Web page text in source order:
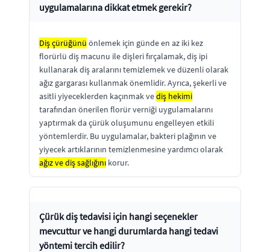
uygulamalarına dikkat etmek gerekir?
Diş çürüğünü önlemek için günde en az iki kez
florürlü diş macunu ile dişleri fırçalamak, diş ipi
kullanarak diş aralarını temizlemek ve düzenli olarak
ağız gargarası kullanmak önemlidir. Ayrıca, şekerli ve
asitli yiyeceklerden kaçınmak vediş hekimi
tarafından önerilen florür verniği uygulamalarını
yaptırmak da çürük oluşumunu engelleyen etkili
yöntemlerdir. Bu uygulamalar, bakteri plağının ve
yiyecek artıklarının temizlenmesine yardımcı olarak
ağız ve diş sağlığını korur.
Çürük diş tedavisi için hangi seçenekler
mevcuttur ve hangi durumlarda hangi tedavi
yöntemi tercih edilir?